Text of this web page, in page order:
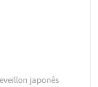
japonês